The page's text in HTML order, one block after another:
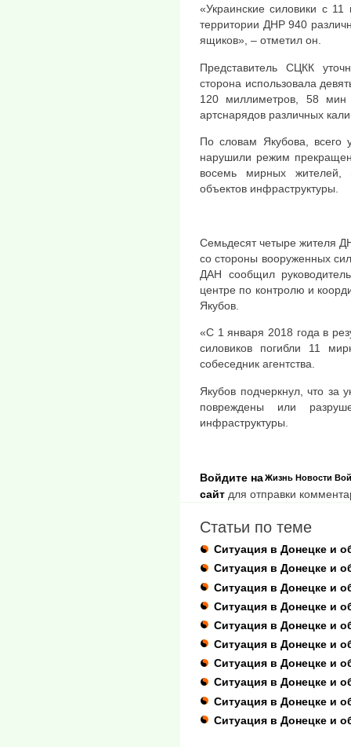
«Украинские силовики с
территории ДНР 940
ящиков», – отметил он.
Представитель СЦКК
сторона использовала
120 миллиметров, 58
артснарядов различных
По словам Якубова, всего
нарушили режим
восемь мирных
объектов инфраструктуры.
Семьдесят четыре жителя
со стороны вооруженных
ДАН сообщил
центре по контролю и
Якубов.
«С 1 января 2018 года в
силовиков погибли 11
собеседник агентства.
Якубов подчеркнул, что
повреждены или
инфраструктуры.
Жизнь Новости
Войдите на
сайт для отправки
Статьи по теме
Ситуация в Донецке и
Ситуация в Донецке и
Ситуация в Донецке и
Ситуация в Донецке и
Ситуация в Донецке и
Ситуация в Донецке и
Ситуация в Донецке и
Ситуация в Донецке и
Ситуация в Донецке и
Ситуация в Донецке и